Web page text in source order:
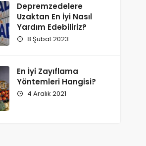
Depremzedelere
Uzaktan En İyi Nasıl
Yardım Edebiliriz?
8 Şubat 2023
En İyi Zayıflama
Yöntemleri Hangisi?
4 Aralık 2021